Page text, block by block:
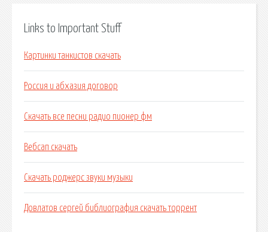
Links to Important Stuff
Картинки танкистов скачать
Россия и абхазия договор
Скачать все песни радио пионер фм
Вебсап скачать
Скачать роджерс звуки музыки
Довлатов сергей библиография скачать торрент